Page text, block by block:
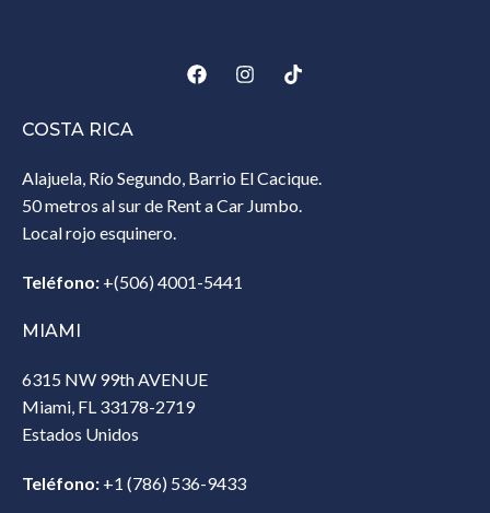
COSTA RICA
Alajuela, Río Segundo, Barrio El Cacique.
50 metros al sur de Rent a Car Jumbo.
Local rojo esquinero.
Teléfono: +(506) 4001-5441
MIAMI
6315 NW 99th AVENUE
Miami, FL 33178-2719
Estados Unidos‎
Teléfono: +1 (786) 536-9433‎